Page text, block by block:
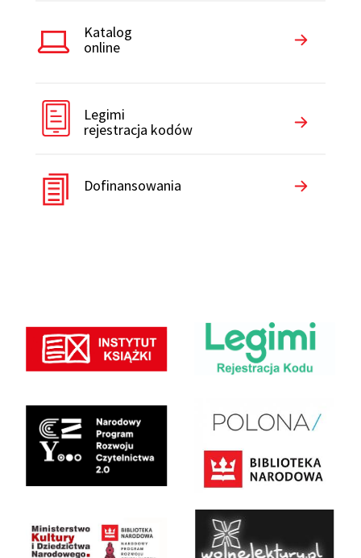
Katalog
online
Legimi
rejestracja kodów
Dofinansowania